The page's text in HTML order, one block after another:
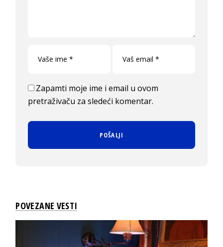
Zapamti moje ime i email u ovom
pretraživaču za sledeći komentar.
POVEZANE VESTI